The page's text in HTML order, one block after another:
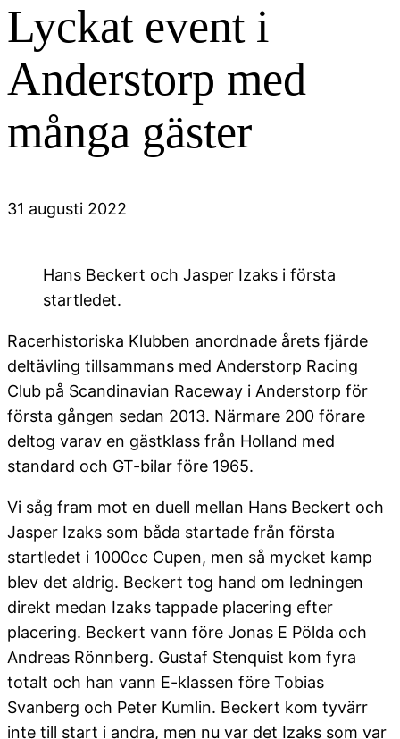
Lyckat event i
Anderstorp med
många gäster
31 augusti 2022
Hans Beckert och Jasper Izaks i första
startledet.
Racerhistoriska Klubben anordnade årets fjärde
deltävling tillsammans med Anderstorp Racing
Club på Scandinavian Raceway i Anderstorp för
första gången sedan 2013. Närmare 200 förare
deltog varav en gästklass från Holland med
standard och GT-bilar före 1965.
Vi såg fram mot en duell mellan Hans Beckert och
Jasper Izaks som båda startade från första
startledet i 1000cc Cupen, men så mycket kamp
blev det aldrig. Beckert tog hand om ledningen
direkt medan Izaks tappade placering efter
placering. Beckert vann före Jonas E Pölda och
Andreas Rönnberg. Gustaf Stenquist kom fyra
totalt och han vann E-klassen före Tobias
Svanberg och Peter Kumlin. Beckert kom tyvärr
inte till start i andra, men nu var det Izaks som var